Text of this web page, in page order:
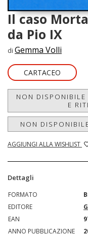
Il caso
da Pio IX
di Gemma Volli
CARTACEO
NON
E
NON
AGGIUNGI ALLA WISHLIST
Dettagli
FORMATO
EDITORE
EAN
ANNO PUBBLICAZIONE